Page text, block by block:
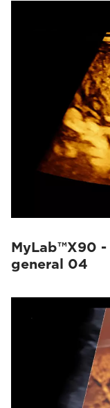
MyLab™X90
general 04